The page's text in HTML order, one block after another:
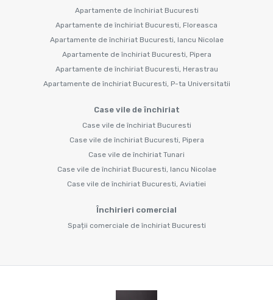
Apartamente de închiriat Bucuresti
Apartamente de închiriat Bucuresti, Floreasca
Apartamente de închiriat Bucuresti, Iancu Nicolae
Apartamente de închiriat Bucuresti, Pipera
Apartamente de închiriat Bucuresti, Herastrau
Apartamente de închiriat Bucuresti, P-ta Universitatii
Case vile de închiriat
Case vile de închiriat Bucuresti
Case vile de închiriat Bucuresti, Pipera
Case vile de închiriat Tunari
Case vile de închiriat Bucuresti, Iancu Nicolae
Case vile de închiriat Bucuresti, Aviatiei
Închirieri comercial
Spații comerciale de închiriat Bucuresti